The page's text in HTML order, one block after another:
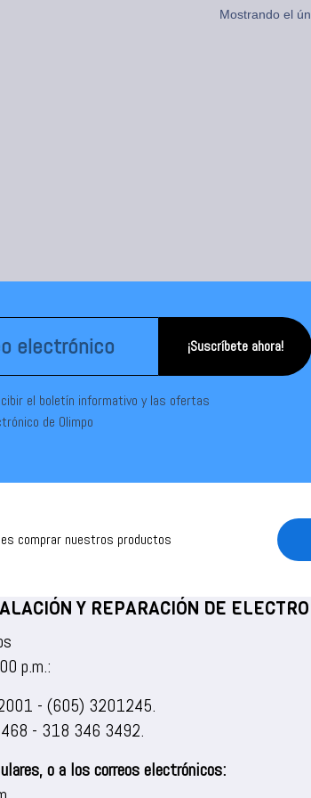
Mostrando el
¡Suscríbete ahora!
el boletín informativo y las ofertas
de Olimpo
comprar nuestros productos
Y REPARACIÓN DE
p.m.:
- (605) 3201245.
- 318 346 3492.
o a los correos electrónicos: